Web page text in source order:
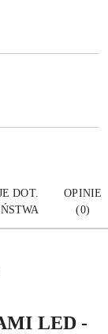
DOT.
OPINIE
(0)
LED -